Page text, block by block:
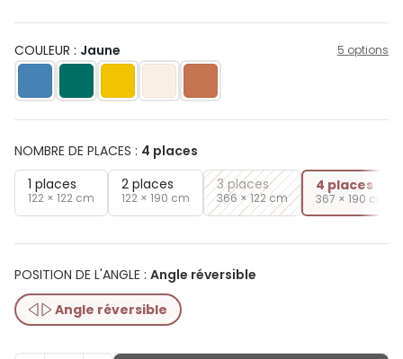
COULEUR : Jaune 5 options
NOMBRE DE PLACES : 4 places
1 places
122 × 122 cm
2 places
122 × 190 cm
3 places
366 × 122 cm
4 places
367 × 190 cm
POSITION DE L'ANGLE : Angle réversible
Angle réversible